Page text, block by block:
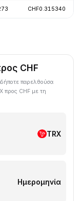
CHF0.315340
CHF
παρελθούσα
προς CHF με τη
TRX
Ημερομηνία